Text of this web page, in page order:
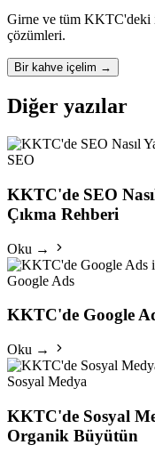
Girne ve tüm KKTC'deki
çözümleri.
Bir kahve içelim →
Diğer yazılar
SEO
KKTC'de SEO
Çıkma Rehberi
Oku →
Google Ads
KKTC'de Google
Oku →
Sosyal Medya
KKTC'de Sosyal
Organik Büyütün